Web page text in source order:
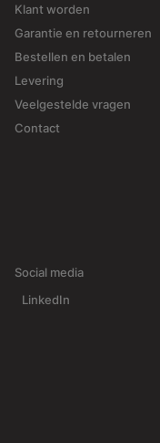
Klant worden
Garantie en retourneren
Bestellen en betalen
Levering
Veelgestelde vragen
Contact
Social media
LinkedIn